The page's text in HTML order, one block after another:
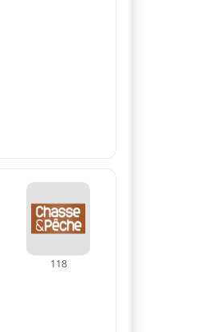
Chasse & Pêche
118